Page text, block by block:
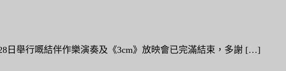
日舉行嘅結伴作樂演奏及《3cm》放映會已完滿結束，多謝 […]